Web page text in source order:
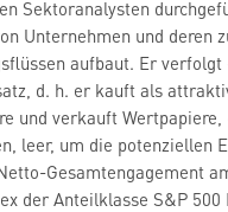
Sektoranalysten
Unternehmen und deren
aufbaut. Er verfolgt
d. h. er kauft als
und verkauft Wertpapiere,
leer, um die potenziellen
Gesamtengagement
der Anteilklasse S&P 500